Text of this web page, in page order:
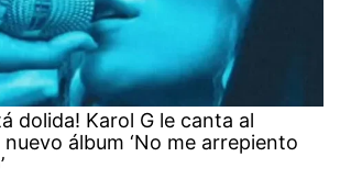
dolida! Karol G le canta al
álbum ‘No me arrepiento